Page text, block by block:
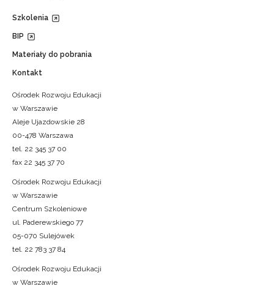
Szkolenia
BIP
Materiały do pobrania
Kontakt
Ośrodek Rozwoju Edukacji
w Warszawie
Aleje Ujazdowskie 28
00-478 Warszawa
tel. 22 345 37 00
fax 22 345 37 70
Ośrodek Rozwoju Edukacji
w Warszawie
Centrum Szkoleniowe
ul. Paderewskiego 77
05-070 Sulejówek
tel. 22 783 37 84
Ośrodek Rozwoju Edukacji
w Warszawie